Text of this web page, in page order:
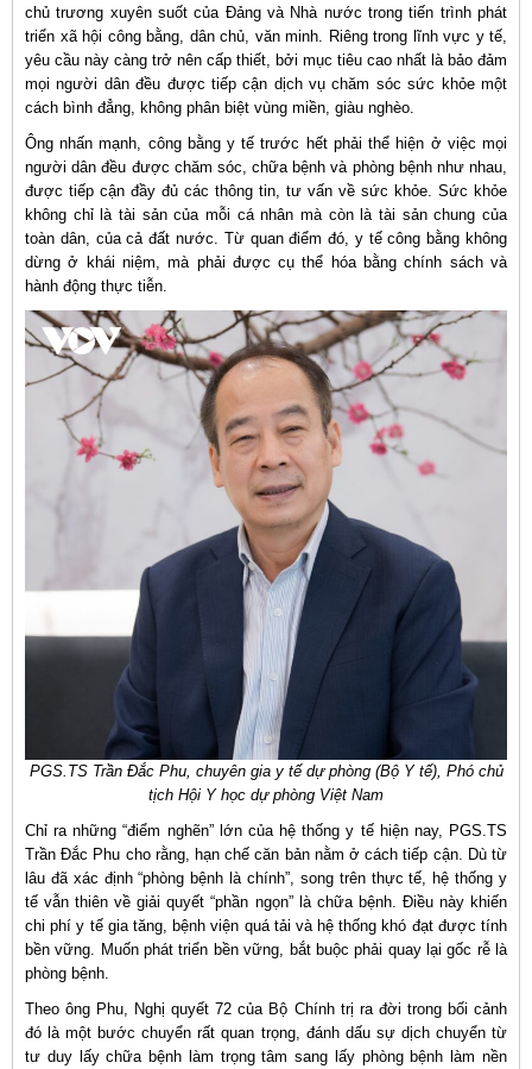
chủ trương xuyên suốt của Đảng và Nhà nước trong tiến trình phát
triển xã hội công bằng, dân chủ, văn minh. Riêng trong lĩnh vực y tế,
yêu cầu này càng trở nên cấp thiết, bởi mục tiêu cao nhất là bảo đảm
mọi người dân đều được tiếp cận dịch vụ chăm sóc sức khỏe một
cách bình đẳng, không phân biệt vùng miền, giàu nghèo.
Ông nhấn mạnh, công bằng y tế trước hết phải thể hiện ở việc mọi
người dân đều được chăm sóc, chữa bệnh và phòng bệnh như nhau,
được tiếp cận đầy đủ các thông tin, tư vấn về sức khỏe. Sức khỏe
không chỉ là tài sản của mỗi cá nhân mà còn là tài sản chung của
toàn dân, của cả đất nước. Từ quan điểm đó, y tế công bằng không
dừng ở khái niệm, mà phải được cụ thể hóa bằng chính sách và
hành động thực tiễn.
PGS.TS Trần Đắc Phu, chuyên gia y tế dự phòng (Bộ Y tế), Phó chủ
tịch Hội Y học dự phòng Việt Nam
Chỉ ra những “điểm nghẽn” lớn của hệ thống y tế hiện nay, PGS.TS
Trần Đắc Phu cho rằng, hạn chế căn bản nằm ở cách tiếp cận. Dù từ
lâu đã xác định “phòng bệnh là chính”, song trên thực tế, hệ thống y
tế vẫn thiên về giải quyết “phần ngọn” là chữa bệnh. Điều này khiến
chi phí y tế gia tăng, bệnh viện quá tải và hệ thống khó đạt được tính
bền vững. Muốn phát triển bền vững, bắt buộc phải quay lại gốc rễ là
phòng bệnh.
Theo ông Phu, Nghị quyết 72 của Bộ Chính trị ra đời trong bối cảnh
đó là một bước chuyển rất quan trọng, đánh dấu sự dịch chuyển từ
tư duy lấy chữa bệnh làm trọng tâm sang lấy phòng bệnh làm nền